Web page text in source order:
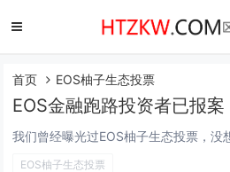
首页 EOS柚子生态投票
EOS柚子生态投票